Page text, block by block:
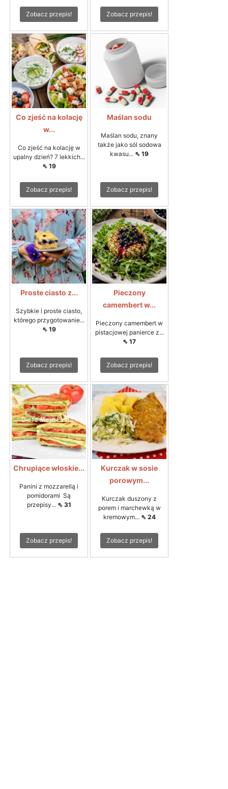
Zobacz przepis! Zobacz przepis!
Co zjeść na kolację
w...
Co zjeść na kolację w
upalny dzień? 7 lekkich...
⇖ 19
Zobacz przepis!
Maślan sodu
Maślan sodu, znany
także jako sól sodowa
kwasu... ⇖ 19
Zobacz przepis!
Proste ciasto z...
Szybkie i proste ciasto,
którego przygotowanie...
⇖ 19
Zobacz przepis!
Pieczony
camembert w...
Pieczony camembert w
pistacjowej panierce z...
⇖ 17
Zobacz przepis!
Chrupiące włoskie...
Panini z mozzarellą i
pomidorami Są
przepisy... ⇖ 31
Zobacz przepis!
Kurczak w sosie
porowym...
Kurczak duszony z
porem i marchewką w
kremowym... ⇖ 24
Zobacz przepis!